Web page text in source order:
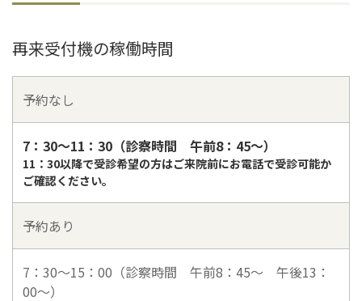
再来受付機の稼働時間
予約なし
7：30～11：30（診察時間 午前8：45～）
11：30以降で受診希望の方はご来院前にお電話で受診可能か
ご確認ください。
予約あり
7：30～15：00（診察時間 午前8：45～ 午後13：
00～）